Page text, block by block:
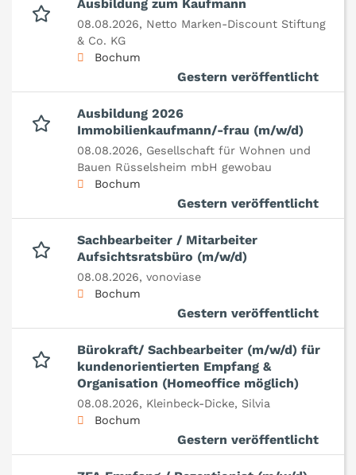
Ausbildung zum Kaufmann
08.08.2026, Netto Marken-Discount Stiftung
& Co. KG
Bochum
Gestern veröffentlicht
Ausbildung 2026
Immobilienkaufmann/-frau (m/w/d)
08.08.2026, Gesellschaft für Wohnen und
Bauen Rüsselsheim mbH gewobau
Bochum
Gestern veröffentlicht
Sachbearbeiter / Mitarbeiter
Aufsichtsratsbüro (m/w/d)
08.08.2026, vonoviase
Bochum
Gestern veröffentlicht
Bürokraft/ Sachbearbeiter (m/w/d) für
kundenorientierten Empfang &
Organisation (Homeoffice möglich)
08.08.2026, Kleinbeck-Dicke, Silvia
Bochum
Gestern veröffentlicht